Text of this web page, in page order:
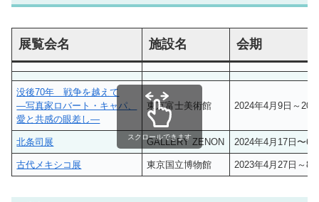
展覧会名 施設名 会期
没後70年 戦争を越えて
―写真家ロバート・キャパ、
愛と共感の眼差し―
東京富士美術館 2024年4月9日～
北条司展 GALLERY ZENON 2024年4月17日〜6
古代メキシコ展 東京国立博物館 2023年4月27日～8
スクロールできます